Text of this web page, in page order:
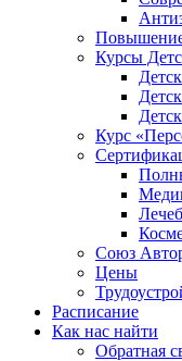
Курсы
Курс
Союз
Цены
Расписание
Как нас найти
Обратная